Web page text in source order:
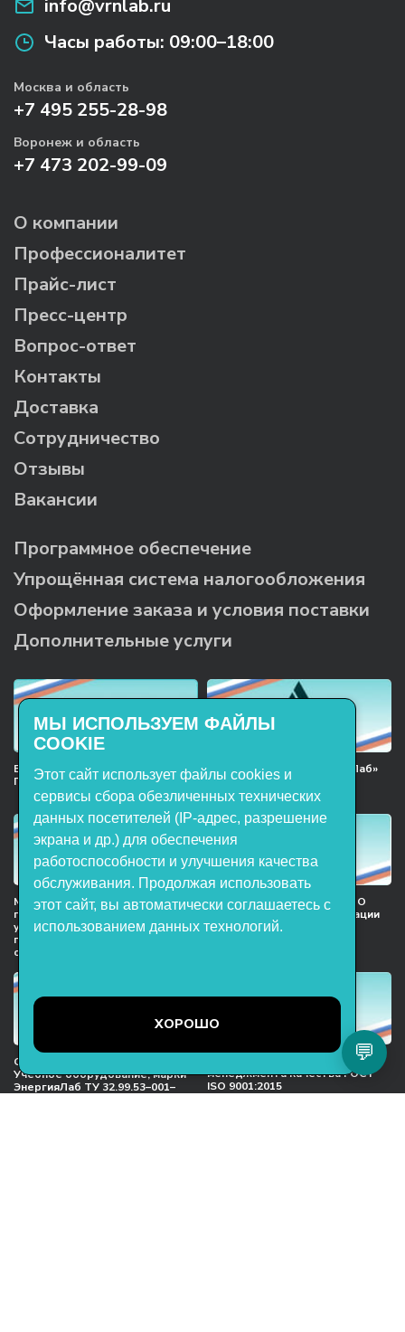
info@vrnlab.ru
Часы работы: 09:00–18:00
Москва и область
+7 495 255-28-98
Воронеж и область
+7 473 202-99-09
О компании
Профессионалитет
Прайс-лист
Пресс-центр
Вопрос-ответ
Контакты
Доставка
Сотрудничество
Отзывы
Вакансии
Программное обеспечение
Упрощённая система налогообложения
Оформление заказа и условия поставки
Дополнительные услуги
Включён в реестр Российского
ПО
Продукция НТП «ЭнергияЛаб»
включена в реестр
Минпромторга РФ
Мы в национальном союзе
предприятий индустрии
учебного оборудования и
поставщиков образовательных
организация
Сертификат участника ООО
НТП «ЭнергияЛаб» ассоциации
предприятий индустрии
Сертификат соответствия
Учебное оборудование, марки
ЭнергияЛаб ТУ 32.99.53–001–
Международный сертификат
менеджмента качества ГОСТ
ISO 9001:2015
МЫ ИСПОЛЬЗУЕМ ФАЙЛЫ
COOKIE
Этот сайт использует файлы cookies и
сервисы сбора обезличенных технических
данных посетителей (IP-адрес, разрешение
экрана и др.) для обеспечения
работоспособности и улучшения качества
обслуживания. Продолжая использовать
этот сайт, вы автоматически соглашаетесь с
использованием данных технологий.
ХОРОШО
💬